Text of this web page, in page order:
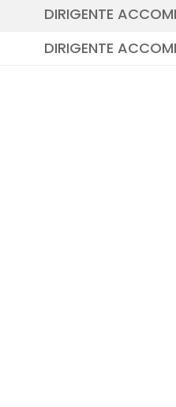
DIRIGENTE
DIRIGENTE